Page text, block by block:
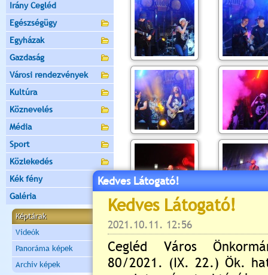
Irány Cegléd
Egészségügy
Egyházak
Gazdaság
Városi rendezvények
Kultúra
Köznevelés
Média
Sport
Közlekedés
Kék fény
Galéria
Képtárak
Videók
Panoráma képek
Archiv képek
Kedves Látogató!